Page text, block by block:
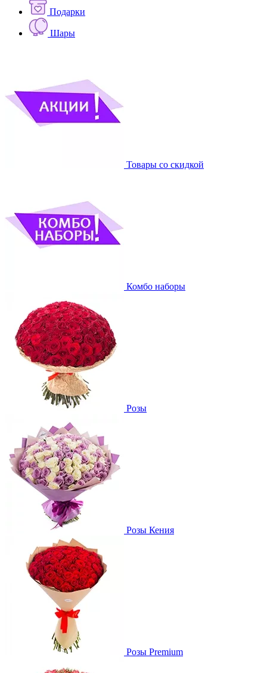
Подарки
Шары
Товары со скидкой
Комбо наборы
Розы
Розы Кения
Розы Premium